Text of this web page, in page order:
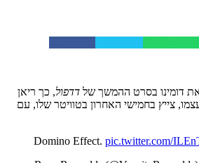
דומינו בסרט ההמשך של דדפול, כך ריאן
צייץ בחמישי האחרון בטוויטר שלו, עם
Domino Effect. pic.twitter.com/